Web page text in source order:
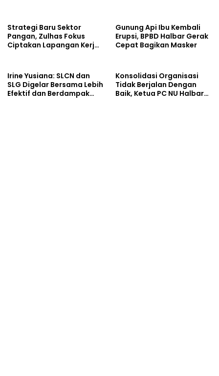
Strategi Baru Sektor
Pangan, Zulhas Fokus
Ciptakan Lapangan Kerja
Gunung Api Ibu Kembali
Erupsi, BPBD Halbar Gerak
Cepat Bagikan Masker
Irine Yusiana: SLCN dan
SLG Digelar Bersama Lebih
Efektif dan Berdampak
Konsolidasi Organisasi
Tidak Berjalan Dengan
Baik, Ketua PC NU Halbar